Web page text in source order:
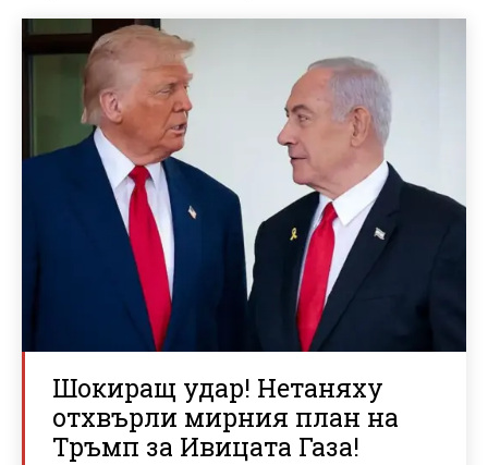
Шокиращ удар! Нетаняху
отхвърли мирния план на
Тръмп за Ивицата Газа!